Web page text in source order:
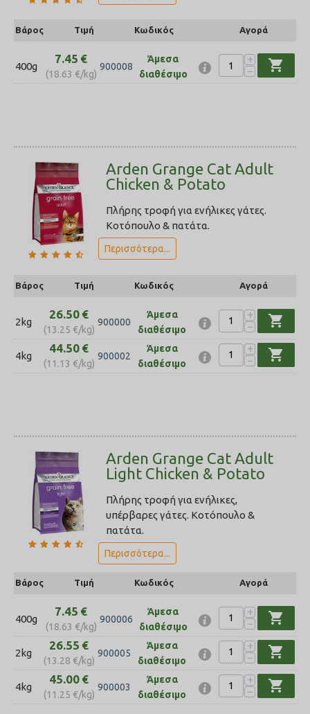
Βάρος Τιμή Κωδικός Αγορά
400g
7.45 €
(18.63 €/kg)
900008
Άμεσα
διαθέσιμο
+
−
shopping_cart
Arden Grange Cat Adult
Chicken & Potato
Πλήρης τροφή για ενήλικες γάτες.
Κοτόπουλο & πατάτα.
Περισσότερα...
Βάρος Τιμή Κωδικός Αγορά
2kg
26.50 €
(13.25 €/kg)
900000
Άμεσα
διαθέσιμο
+
−
shopping_cart
4kg
44.50 €
(11.13 €/kg)
900002
Άμεσα
διαθέσιμο
+
−
shopping_cart
Arden Grange Cat Adult
Light Chicken & Potato
Πλήρης τροφή για ενήλικες,
υπέρβαρες γάτες. Κοτόπουλο &
πατάτα.
Περισσότερα...
Βάρος Τιμή Κωδικός Αγορά
400g
7.45 €
(18.63 €/kg)
900006
Άμεσα
διαθέσιμο
+
−
shopping_cart
2kg
26.55 €
(13.28 €/kg)
900005
Άμεσα
διαθέσιμο
+
−
shopping_cart
4kg
45.00 €
(11.25 €/kg)
900003
Άμεσα
διαθέσιμο
+
−
shopping_cart